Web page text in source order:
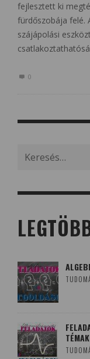
fejlesztett ki
fürdőszobája felé.
szájápolási
0